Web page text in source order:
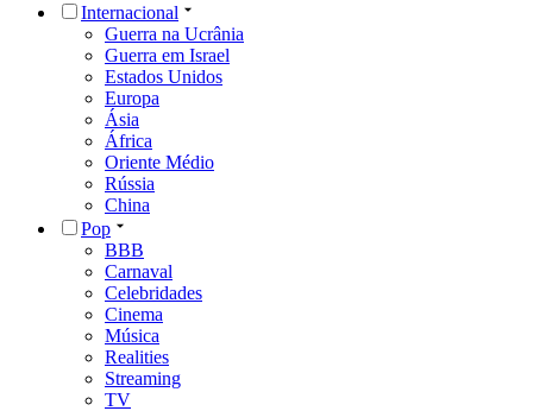
Internacional
Guerra na Ucrânia
Guerra em Israel
Estados Unidos
Europa
Ásia
África
Oriente Médio
Rússia
China
Pop
BBB
Carnaval
Celebridades
Cinema
Música
Realities
Streaming
TV